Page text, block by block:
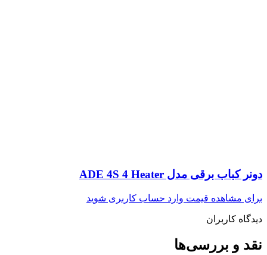
دونر کباب برقی مدل ADE 4S 4 Heater
برای مشاهده قیمت وارد حساب کاربری شوید
دیدگاه کاربران
نقد و بررسی‌ها